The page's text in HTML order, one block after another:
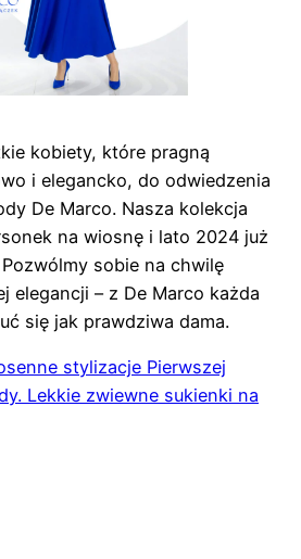
kobiety, które pragną
i elegancko, do odwiedzenia
De Marco. Nasza kolekcja
na wiosnę i lato 2024 już
sobie na chwilę
elegancji – z De Marco każda
się jak prawdziwa dama.
stylizacje Pierwszej
Lekkie zwiewne sukienki na